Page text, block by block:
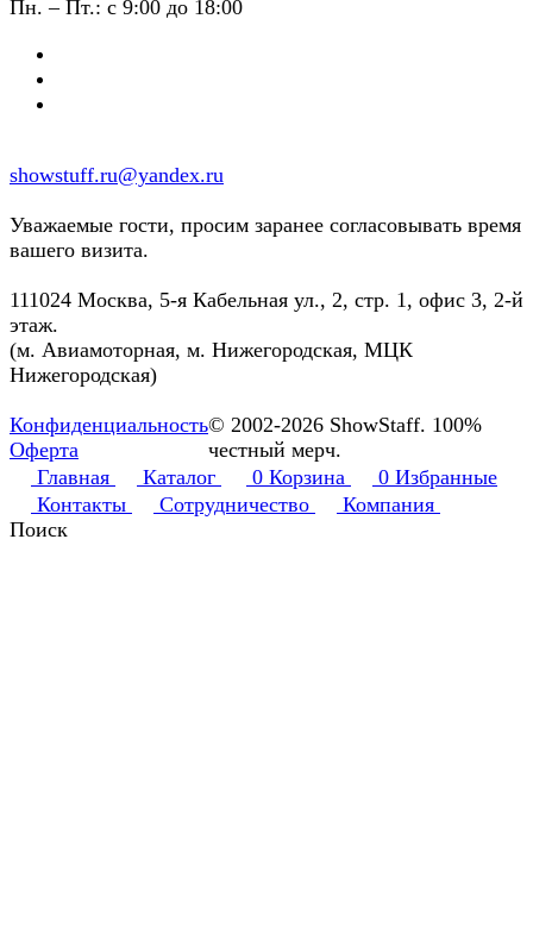
Пн. – Пт.: с 9:00 до 18:00
showstuff.ru@yandex.ru
Уважаемые гости, просим заранее согласовывать время
вашего визита.
111024 Москва, 5-я Кабельная ул., 2, стр. 1, офис 3, 2-й
этаж.
(м. Авиамоторная, м. Нижегородская, МЦК
Нижегородская)
Конфиденциальность
Оферта
© 2002-2026 ShowStaff. 100%
честный мерч.
Главная
Каталог 0 Корзина 0 Избранные
Контакты
Сотрудничество
Компания
Поиск